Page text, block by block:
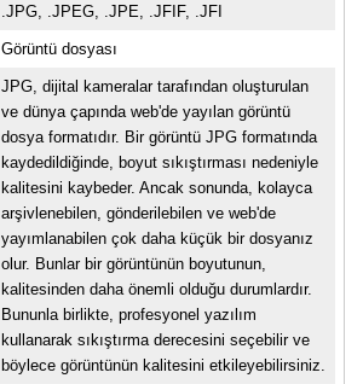
.JPG, .JPEG, .JPE, .JFIF, .JFI
Görüntü dosyası
JPG, dijital kameralar tarafından oluşturulan
ve dünya çapında web'de yayılan görüntü
dosya formatıdır. Bir görüntü JPG formatında
kaydedildiğinde, boyut sıkıştırması nedeniyle
kalitesini kaybeder. Ancak sonunda, kolayca
arşivlenebilen, gönderilebilen ve web'de
yayımlanabilen çok daha küçük bir dosyanız
olur. Bunlar bir görüntünün boyutunun,
kalitesinden daha önemli olduğu durumlardır.
Bununla birlikte, profesyonel yazılım
kullanarak sıkıştırma derecesini seçebilir ve
böylece görüntünün kalitesini etkileyebilirsiniz.